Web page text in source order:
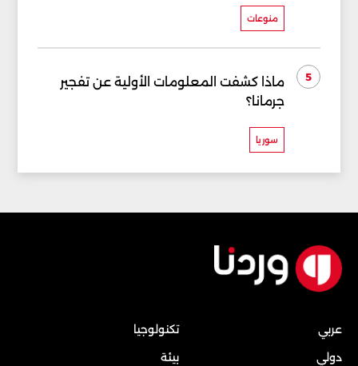
منوعات
5
ماذا كشفت المعلومات الأولية عن تفجير
جرمانا؟
سوريا
عربي
دولي
تكنولوجيا
بيئة